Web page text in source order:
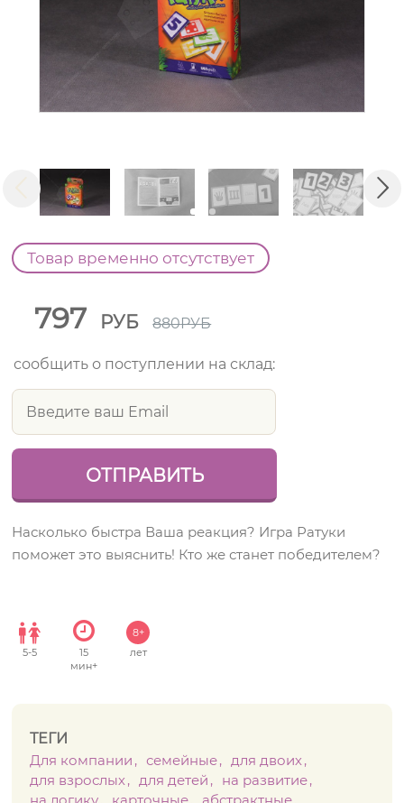
Товар временно отсутствует
797 РУБ 880РУБ
сообщить о поступлении на склад:
Насколько быстра Ваша реакция? Игра Ратуки
поможет это выяснить! Кто же станет победителем?
5-5
15
мин+
8+
лет
ТЕГИ
Для компании
семейные
для двоих
для взрослых
для детей
на развитие